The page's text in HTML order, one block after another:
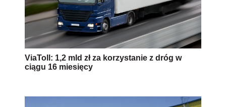
ViaToll: 1,2 mld zł za korzystanie z dróg w
ciągu 16 miesięcy